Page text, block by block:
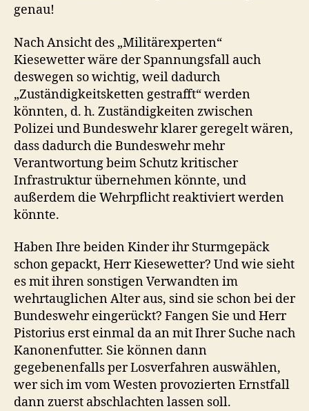
genau!
Nach Ansicht des „Militärexperten“
Kiesewetter wäre der Spannungsfall auch
deswegen so wichtig, weil dadurch
„Zuständigkeitsketten gestrafft“ werden
könnten, d. h. Zuständigkeiten zwischen
Polizei und Bundeswehr klarer geregelt wären,
dass dadurch die Bundeswehr mehr
Verantwortung beim Schutz kritischer
Infrastruktur übernehmen könnte, und
außerdem die Wehrpflicht reaktiviert werden
könnte.
Haben Ihre beiden Kinder ihr Sturmgepäck
schon gepackt, Herr Kiesewetter? Und wie sieht
es mit ihren sonstigen Verwandten im
wehrtauglichen Alter aus, sind sie schon bei der
Bundeswehr eingerückt? Fangen Sie und Herr
Pistorius erst einmal da an mit Ihrer Suche nach
Kanonenfutter. Sie können dann
gegebenenfalls per Losverfahren auswählen,
wer sich im vom Westen provozierten Ernstfall
dann zuerst abschlachten lassen soll.